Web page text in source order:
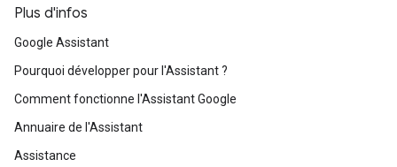
Plus d'infos
Google Assistant
Pourquoi développer pour l'Assistant ?
Comment fonctionne l'Assistant Google
Annuaire de l'Assistant
Assistance